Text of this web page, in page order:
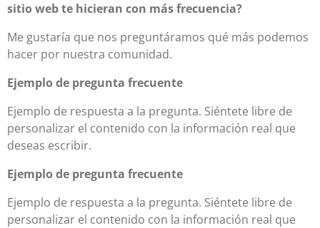
sitio web te hicieran con más frecuencia?
Me gustaría que nos preguntáramos qué más podemos
hacer por nuestra comunidad.
Ejemplo de pregunta frecuente
Ejemplo de respuesta a la pregunta. Siéntete libre de
personalizar el contenido con la información real que
deseas escribir.
Ejemplo de pregunta frecuente
Ejemplo de respuesta a la pregunta. Siéntete libre de
personalizar el contenido con la información real que